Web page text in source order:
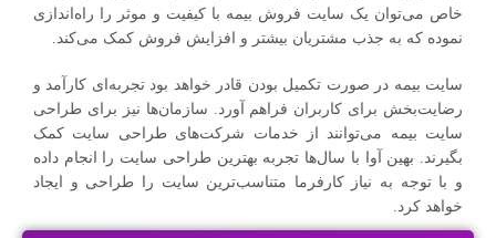
خاص می‌توان یک سایت فروش بیمه با کیفیت و موثر را راه‌اندازی
نموده که به جذب مشتریان بیشتر و افزایش فروش کمک می‌کند.
سایت بیمه در صورت تکمیل بودن قادر خواهد بود تجربه‌ای کارآمد و
رضایت‌بخش برای کاربران فراهم آورد. سازمان‌ها نیز برای طراحی
سایت بیمه می‌توانند از خدمات شرکت‌های طراحی سایت کمک
بگیرند. بهین آوا با سال‌ها تجربه بهترین طراحی سایت را انجام داده
و با توجه به نیاز کارفرما متناسب‌ترین سایت را طراحی و ایجاد
خواهد کرد.